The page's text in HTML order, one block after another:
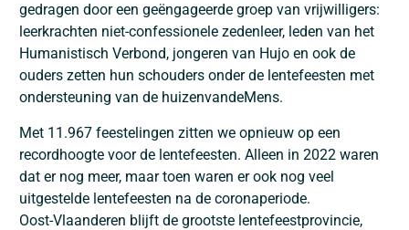
gedragen door een geëngageerde groep van vrijwilligers:
leerkrachten niet-confessionele zedenleer, leden van het
Humanistisch Verbond, jongeren van Hujo en ook de
ouders zetten hun schouders onder de lentefeesten met
ondersteuning van de huizenvandeMens.
Met 11.967 feestelingen zitten we opnieuw op een
recordhoogte voor de lentefeesten. Alleen in 2022 waren
dat er nog meer, maar toen waren er ook nog veel
uitgestelde lentefeesten na de coronaperiode.
Oost‑Vlaanderen blijft de grootste lentefeestprovincie,